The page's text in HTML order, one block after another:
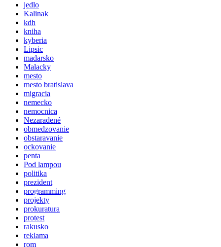
jedlo
Kalinak
kdh
kniha
kyberia
Lipsic
madarsko
Malacky
mesto
mesto bratislava
migracia
nemecko
nemocnica
Nezaradené
obmedzovanie
obstaravanie
ockovanie
penta
Pod lampou
politika
prezident
programming
projekty
prokuratura
protest
rakusko
reklama
rom